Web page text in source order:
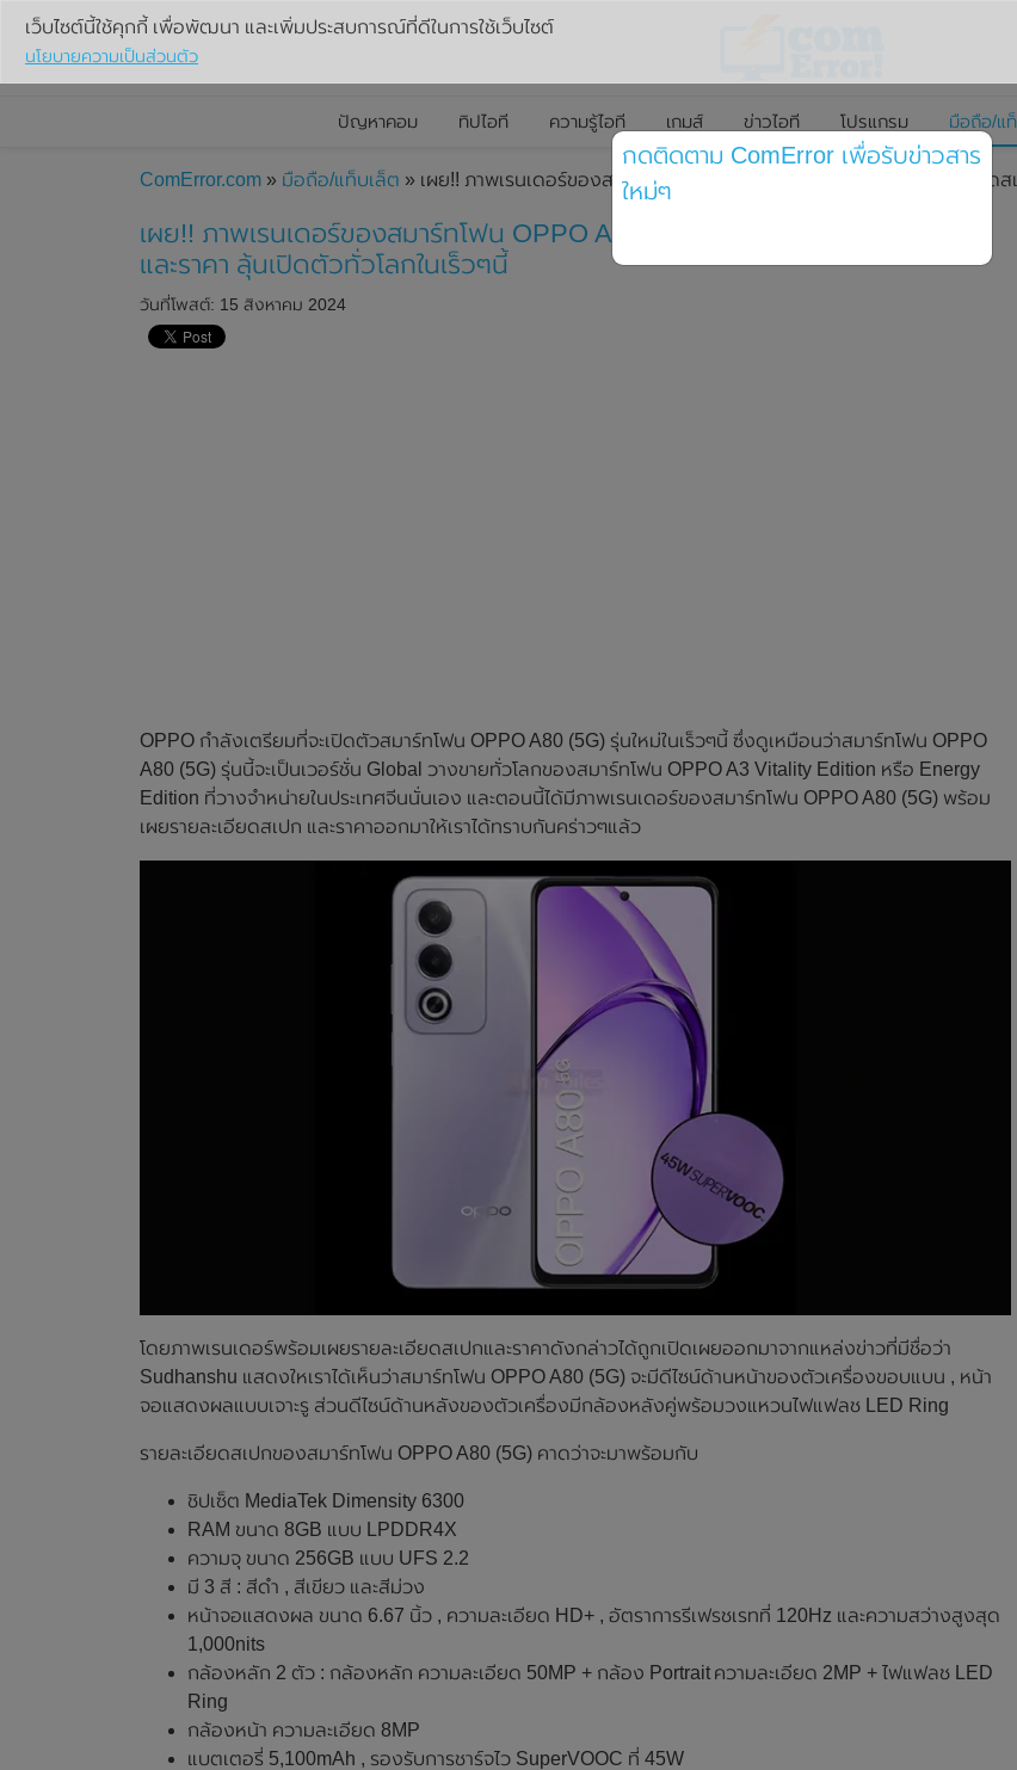
ปัญหาคอม ทิปไอที ความรู้ไอที เกมส์ ข่าวไอที โปรแกรม มือถือ/แ
ComError.com » มือถือ/แท็บเล็ต » เผย!! ภาพเรนเดอร์ของสมาร์ทโฟน OPPO A80 (5G) พร้อมเผยรายละเอียดส
เผย!! ภาพเรนเดอร์ของสมาร์ทโฟน OPPO A80 (5G) พร้อมเผยรายละเอียดสเปก
และราคา ลุ้นเปิดตัวทั่วโลกในเร็วๆนี้
วันที่โพสต์: 15 สิงหาคม 2024
OPPO กำลังเตรียมที่จะเปิดตัวสมาร์ทโฟน OPPO A80 (5G) รุ่นใหม่ในเร็วๆนี้ ซึ่งดูเหมือนว่าสมาร์ทโฟน OPPO
A80 (5G) รุ่นนี้จะเป็นเวอร์ชั่น Global วางขายทั่วโลกของสมาร์ทโฟน OPPO A3 Vitality Edition หรือ Energy
Edition ที่วางจำหน่ายในประเทศจีนนั่นเอง และตอนนี้ได้มีภาพเรนเดอร์ของสมาร์ทโฟน OPPO A80 (5G) พร้อม
เผยรายละเอียดสเปก และราคาออกมาให้เราได้ทราบกันคร่าวๆแล้ว
โดยภาพเรนเดอร์พร้อมเผยรายละเอียดสเปกและราคาดังกล่าวได้ถูกเปิดเผยออกมาจากแหล่งข่าวที่มีชื่อว่า
Sudhanshu แสดงใหเราได้เห็นว่าสมาร์ทโฟน OPPO A80 (5G) จะมีดีไซน์ด้านหน้าของตัวเครื่องขอบแบน , หน้า
จอแสดงผลแบบเจาะรู ส่วนดีไซน์ด้านหลังของตัวเครื่องมีกล้องหลังคู่พร้อมวงแหวนไฟแฟลช LED Ring
รายละเอียดสเปกของสมาร์ทโฟน OPPO A80 (5G) คาดว่าจะมาพร้อมกับ
ชิปเซ็ต MediaTek Dimensity 6300
RAM ขนาด 8GB แบบ LPDDR4X
ความจุ ขนาด 256GB แบบ UFS 2.2
มี 3 สี : สีดำ , สีเขียว และสีม่วง
หน้าจอแสดงผล ขนาด 6.67 นิ้ว , ความละเอียด HD+ , อัตราการรีเฟรชเรทที่ 120Hz และความสว่างสูงสุด
1,000nits
กล้องหลัก 2 ตัว : กล้องหลัก ความละเอียด 50MP + กล้อง Portrait ความละเอียด 2MP + ไฟแฟลช LED
Ring
กล้องหน้า ความละเอียด 8MP
แบตเตอรี่ 5,100mAh , รองรับการชาร์จไว SuperVOOC ที่ 45W
เว็บไซต์นี้ใช้คุกกี้ เพื่อพัฒนา และเพิ่มประสบการณ์ที่ดีในการใช้เว็บไซต์
นโยบายความเป็นส่วนตัว
กดติดตาม ComError เพื่อรับข่าวสาร
ใหม่ๆ